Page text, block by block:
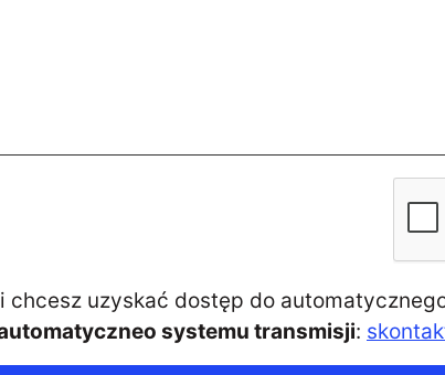
chcesz uzyskać dostęp do
systemu transmisji: